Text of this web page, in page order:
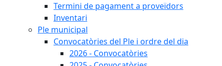
Termini de pagament a proveïdors
Inventari
Ple municipal
Convocatòries del Ple i ordre del dia
2026 - Convocatòries